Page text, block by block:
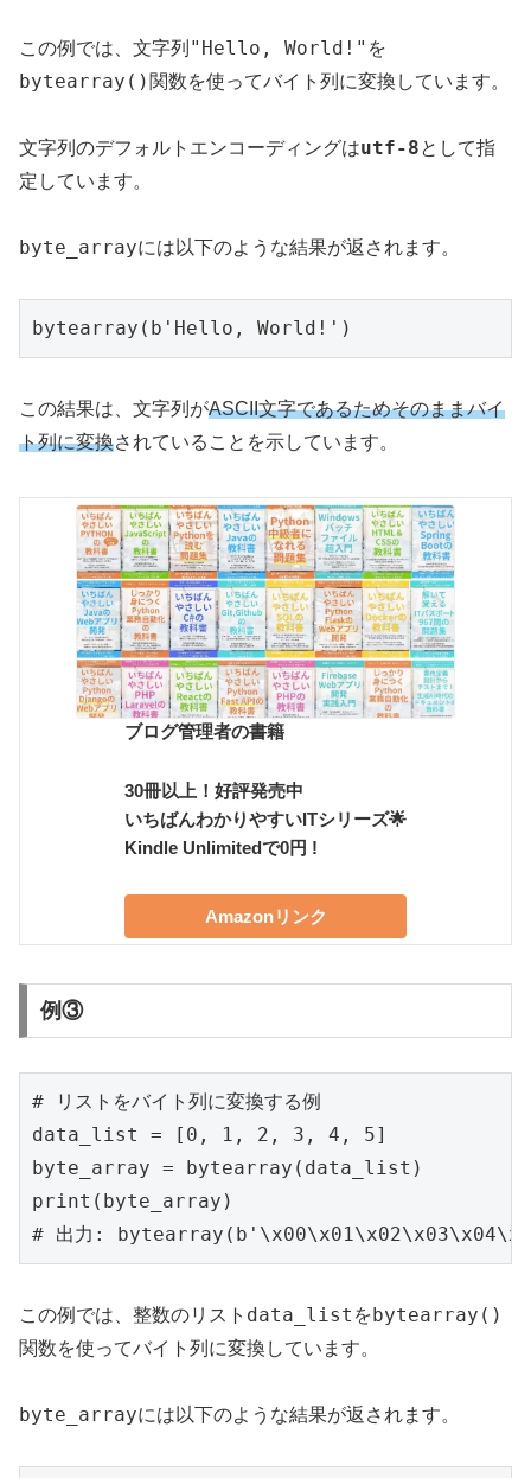
この例では、文字列 "Hello, World!" を
bytearray() 関数を使ってバイト列に変換しています。
文字列のデフォルトエンコーディングはutf-8として指
定しています。
byte_arrayには以下のような結果が返されます。
bytearray(b'Hello, World!')
この結果は、文字列がASCII文字であるためそのままバイ
ト列に変換されていることを示しています。
ブログ管理者の書籍
30冊以上！好評発売中
いちばんわかりやすいITシリーズ🌟
Kindle Unlimitedで0円 !
Amazonリンク
例③
# リストをバイト列に変換する例
data_list = [0, 1, 2, 3, 4, 5]
byte_array = bytearray(data_list)
print(byte_array)
この例では、整数のリスト data_list をbytearray()
関数を使ってバイト列に変換しています。
byte_arrayには以下のような結果が返されます。